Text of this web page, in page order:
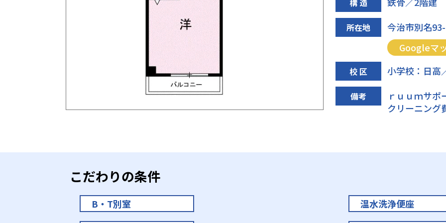
構 造
所在地
今治市別名
Googleマ
校 区 小学校：日高
備考
ｒｕｕｍサ
クリーニング
こだわりの条件
B・T別室 温水洗浄便座